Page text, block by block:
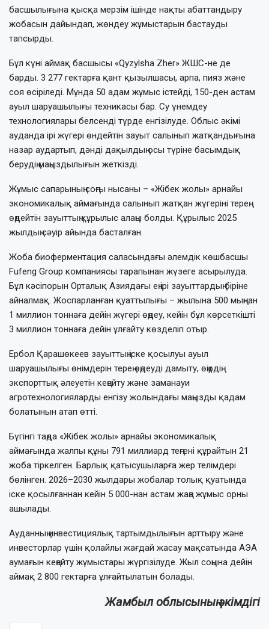
басшылығына қысқа мерзім ішінде нақты абаттандыру
жобасын дайындап, жөндеу жұмыстарын бастауды
тапсырды.
Бұл күні аймақ басшысы «Qyzylsha Zher» ЖШС-не де
барды. 3 277 гектарға қант қызылшасы, арпа, пияз және
соя өсіріледі. Мұнда 50 адам жұмыс істейді, 150-ден астам
ауыл шаруашылығы техникасы бар. Су үнемдеу
технологиялары белсенді түрде енгізілуде. Облыс әкімі
ауданда ірі жүгері өндейтін зауыт салынып жатқандығына
назар аудартып, дәнді дақылдың осы түріне басымдық
берудің маңыздылығын жеткізді.
Жұмыс сапарының соңғы нысаны – «Жібек жолы» арнайы
экономикалық аймағында салынып жатқан жүгеріні терең
өңдейтін зауыттың құрылыс алаңы болды. Құрылыс 2025
жылдың сәуір айында басталған.
Жоба биоферментация саласындағы әлемдік көшбасшы
Fufeng Group компаниясы тарапынан жүзеге асырылуда.
Бұл кәсіпорын Орталық Азиядағы ең ірі зауыттардың біріне
айналмақ. Жоспарланған қуаттылығы – жылына 500 мыңнан
1 миллион тоннаға дейін жүгері өңдеу, кейін бұл көрсеткішті
3 миллион тоннаға дейін ұлғайту көзделіп отыр.
Ербол Қарашөкеев зауыттың іске қосылуы ауыл
шаруашылығы өнімдерін терең өңдеуді дамыту, өңірдің
экспорттық әлеуетін кеңейту және заманауи
агротехнологияларды енгізу жолындағы маңызды қадам
болатынын атап өтті.
Бүгінгі таңда «Жібек жолы» арнайы экономикалық
аймағында жалпы құны 791 миллиард теңгені құрайтын 21
жоба тіркелген. Барлық қатысушыларға жер телімдері
бөлінген. 2026–2030 жылдары жобалар толық қуатында
іске қосылғаннан кейін 5 000-нан астам жаңа жұмыс орны
ашылады.
Ауданның инвестициялық тартымдылығын арттыру және
инвесторлар үшін қолайлы жағдай жасау мақсатында АЭА
аумағын кеңейту жұмыстары жүргізілуде. Жыл соңына дейін
аймақ 2 800 гектарға ұлғайтылатын болады.
Жамбыл облысының әкімдігі